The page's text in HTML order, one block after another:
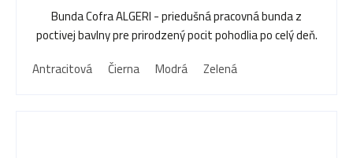
Bunda Cofra ALGERI - priedušná pracovná bunda z
poctivej bavlny pre prirodzený pocit pohodlia po celý deň.
Antracitová
Čierna Modrá Zelená